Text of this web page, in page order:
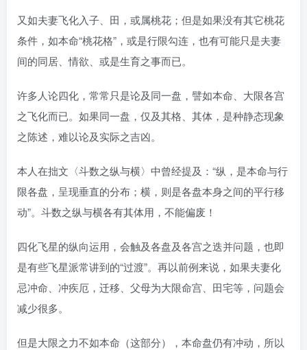
又如夫妻飞化入子、田，或属桃花；但是如果没有其它桃花
条件，如本命“桃花格”，或是行限勾连，也有可能只是夫妻
间的同居、情欲、或是生育之事而已。
许多人论四化，常常只是论及同一盘，譬如本命、大限各宫
之飞化而已。如果同一盘，仅及其格、其体，是种静态现象
之陈述，难以论及实际之吉凶。
本人在拙文〈斗数之纵与横〉中曾经提及：“纵，是本命与行
限各盘，呈现垂直的分布；横，则是各盘本身之间的平行移
动”。斗数之纵与横各有其体用，不能偏废！
四化飞星的纵向运用，会触及各盘及各宫之迭并问题，也即
是有些飞星派常讲到的“过渡”。再以前例来说，如果夫妻化
忌冲命、冲疾厄，迁移、父母为大限命宫、田宅等，问题会
减少很多。
但是大限之力不如本命（这部分），本命盘仍有冲动，所以